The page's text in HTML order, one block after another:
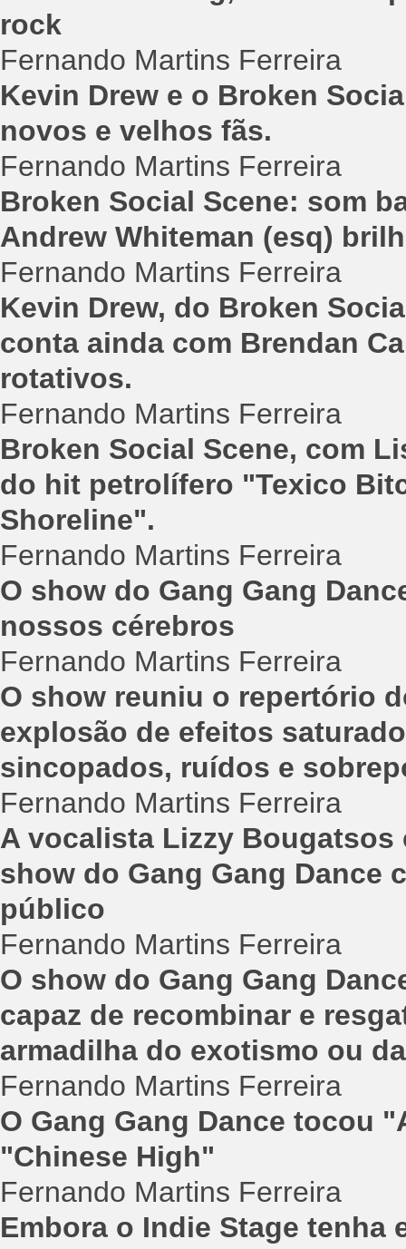
rock
Fernando Martins Ferreira
Kevin Drew e o Broken
novos e velhos fãs.
Fernando Martins Ferreira
Broken Social Scene: som
Andrew Whiteman (esq)
Fernando Martins Ferreira
Kevin Drew, do Broken
conta ainda com Brendan
rotativos.
Fernando Martins Ferreira
Broken Social Scene, com
do hit petrolífero "Texico
Shoreline".
Fernando Martins Ferreira
O show do Gang Gang
nossos cérebros
Fernando Martins Ferreira
O show reuniu o repertório
explosão de efeitos
sincopados, ruídos e
Fernando Martins Ferreira
A vocalista Lizzy
show do Gang Gang Dance
público
Fernando Martins Ferreira
O show do Gang Gang
capaz de recombinar e
armadilha do exotismo ou
Fernando Martins Ferreira
O Gang Gang Dance tocou
"Chinese High"
Fernando Martins Ferreira
Embora o Indie Stage tenha